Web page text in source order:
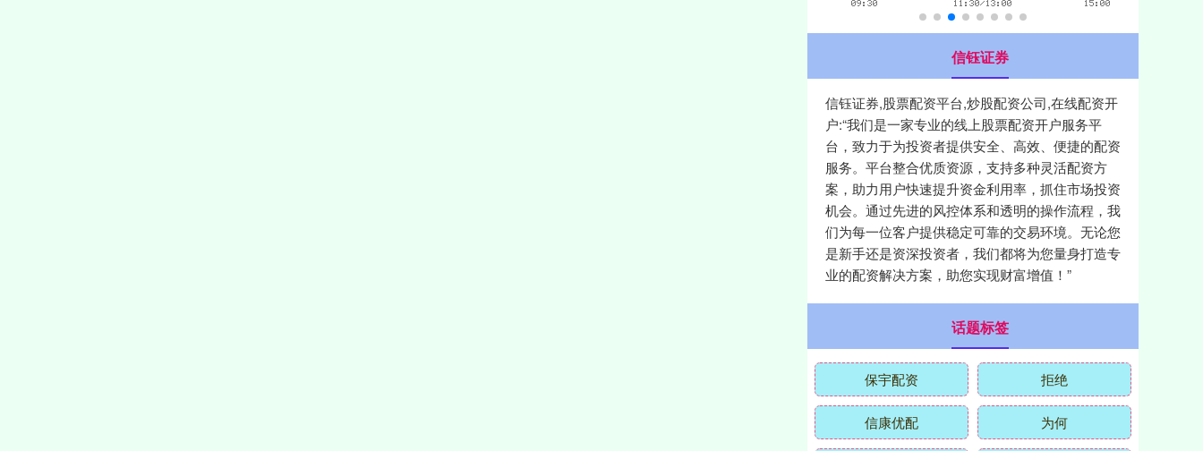
信钰证券
信钰证券,股票配资平台,炒股配资公司,在线配资开
户:“我们是一家专业的线上股票配资开户服务平
台，致力于为投资者提供安全、高效、便捷的配资
服务。平台整合优质资源，支持多种灵活配资方
案，助力用户快速提升资金利用率，抓住市场投资
机会。通过先进的风控体系和透明的操作流程，我
们为每一位客户提供稳定可靠的交易环境。无论您
是新手还是资深投资者，我们都将为您量身打造专
业的配资解决方案，助您实现财富增值！”
话题标签
保宇配资 拒绝
信康优配 为何